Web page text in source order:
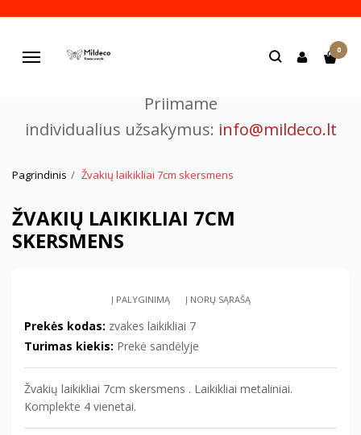
Navigacija
0
Priimame
individualius užsakymus: info@mildeco.lt
Pagrindinis Žvakių laikikliai 7cm skersmens
ŽVAKIŲ LAIKIKLIAI 7CM
SKERSMENS
Į PALYGINIMĄ Į NORŲ SĄRAŠĄ
Prekės kodas: zvakes laikikliai 7
Turimas kiekis: Prekė sandėlyje
Žvakių laikikliai 7cm skersmens . Laikikliai metaliniai.
Komplekte 4 vienetai.